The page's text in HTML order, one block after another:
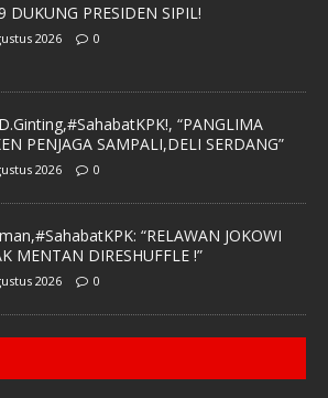
DUKUNG PRESIDEN SIPIL!
2026 0
“PANGLIMA
PENJAGA SAMPALI,DELI SERDANG”
2026 0
“RELAWAN JOKOWI
MENTAN DIRESHUFFLE !”
2026 0